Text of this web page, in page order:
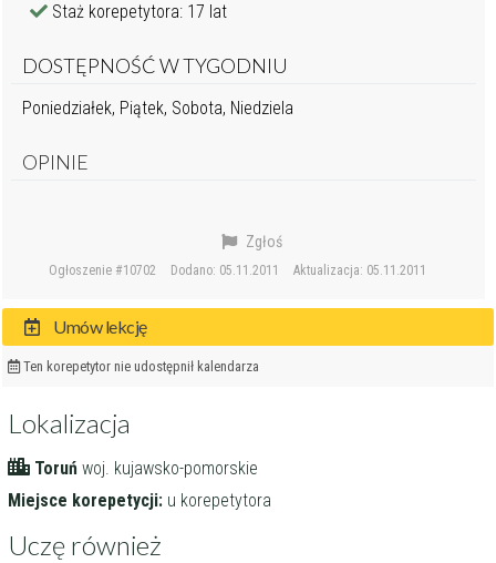
Staż korepetytora: 17 lat
DOSTĘPNOŚĆ W TYGODNIU
Poniedziałek, Piątek, Sobota, Niedziela
OPINIE
Ogłoszenie #10702 Dodano: 05.11.2011 Aktualizacja: 05.11.2011
Zgłoś
Umów lekcję
Ten korepetytor nie udostępnił kalendarza
Lokalizacja
Toruń woj. kujawsko-pomorskie
Miejsce korepetycji: u korepetytora
Uczę również